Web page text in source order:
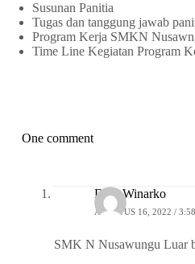
Susunan Panitia
Tugas dan tanggung jawab
Program Kerja SMKN
Time Line Kegiatan Program
One comment
Djati Winarko
AGUSTUS 16, 2022 /
SMK N Nusawungu Luar